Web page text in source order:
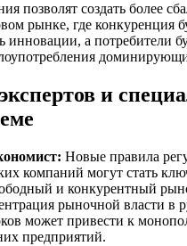
позволят создать более
рынке, где конкуренция
инновации, а потребители
и
Новые правила
компаний могут стать
и конкурентный
рыночной власти в
может привести к
предприятий.